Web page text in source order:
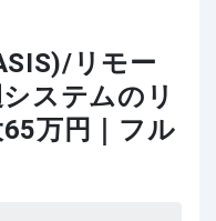
リモー
ステムのリ
万円｜フル